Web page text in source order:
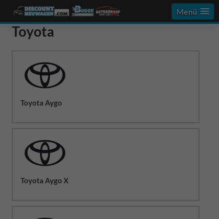
Menü
Toyota
Toyota Aygo
Toyota Aygo X